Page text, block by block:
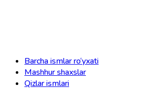
Barcha ismlar ro‘yxati
Mashhur shaxslar
Qizlar ismlari